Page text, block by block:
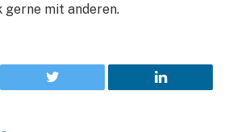
gerne mit anderen.
Twitter LinkedIn